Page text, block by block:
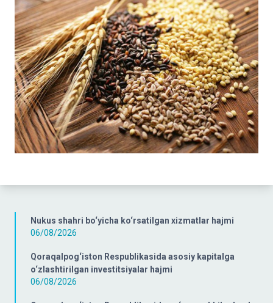
Nukus shahri bo‘yicha ko‘rsatilgan xizmatlar hajmi
06/08/2026
Qoraqalpog‘iston Respublikasida asosiy kapitalga
o‘zlashtirilgan investitsiyalar hajmi
06/08/2026